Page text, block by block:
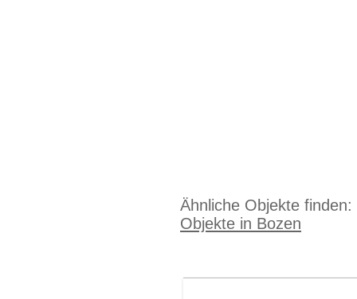
Ähnliche Objekte finden:
Objekte in Bozen